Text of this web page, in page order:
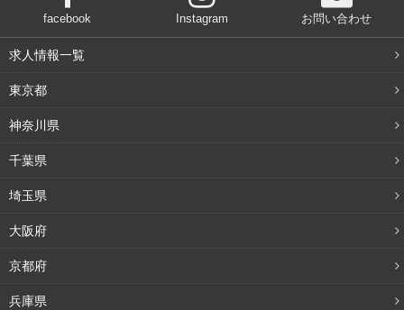
レスベラトロールには、
肌の生まれ変わり周期を促進する
効果があり、28日という理想周期に戻してくれるようで
す。
アルブチン
た、美白を妨げる原因になってしまいます。
は、メラニンの生成を抑える働きがあります。
また、肌の色素沈着を防ぎ、透明感のある肌も目指すこと
ができます。アンチエイジングというと、30代以降からス
facebook Instagram お問い合わせ
求人情報一覧
東京都
神奈川県
千葉県
埼玉県
大阪府
京都府
兵庫県